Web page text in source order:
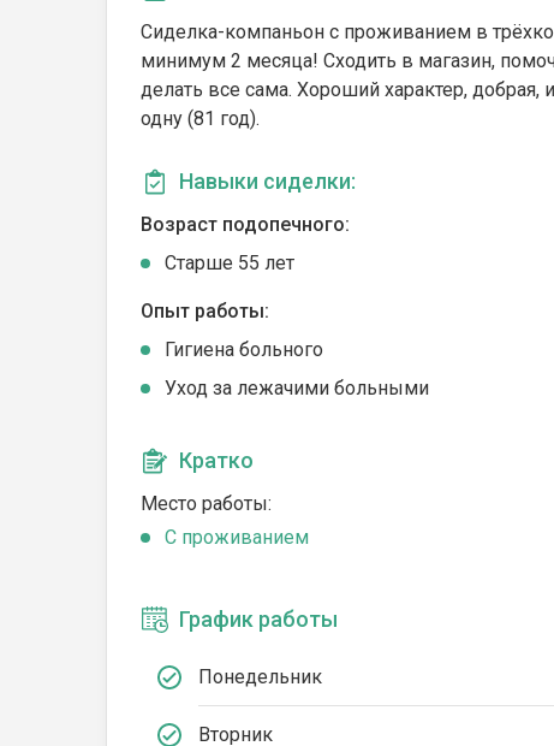
Сиделка-компаньон с проживанием в
минимум 2 месяца! Сходить в магазин,
делать все сама. Хороший характер, добрая,
одну (81 год).
Навыки сиделки:
Возраст подопечного:
Cтарше 55 лет
Опыт работы:
Гигиена больного
Уход за лежачими больными
Кратко
Место работы:
C проживанием
График работы
Понедельник
Вторник